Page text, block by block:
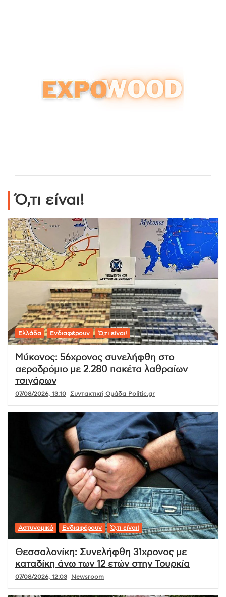
Ό,τι είναι!
Ελλάδα Ενδιαφέρουν Ό,τι είναι!
Μύκονος: 56χρονος συνελήφθη στο
αεροδρόμιο με 2.280 πακέτα λαθραίων
τσιγάρων
07/08/2026, 13:10 Συντακτική Ομάδα Politic.gr
Αστυνομικό Ενδιαφέρουν Ό,τι είναι!
Θεσσαλονίκη: Συνελήφθη 31χρονος με
καταδίκη άνω των 12 ετών στην Τουρκία
07/08/2026, 12:03 Newsroom